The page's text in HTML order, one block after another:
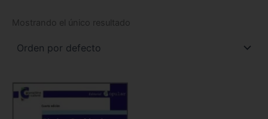
Mostrando el único resultado